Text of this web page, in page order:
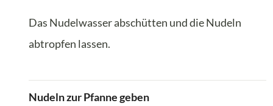
Das Nudelwasser abschütten und die Nudeln
abtropfen lassen.
Nudeln zur Pfanne geben